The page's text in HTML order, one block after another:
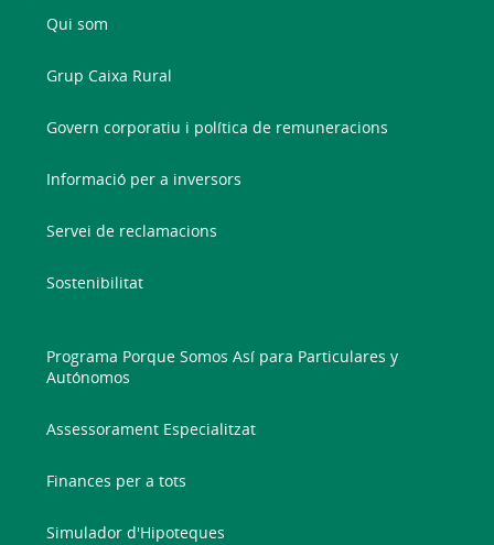
Qui som
Grup Caixa Rural
Govern corporatiu i política de remuneracions
Informació per a inversors
Servei de reclamacions
Sostenibilitat
Programa Porque Somos Así para Particulares y
Autónomos
Assessorament Especialitzat
Finances per a tots
Simulador d'Hipoteques